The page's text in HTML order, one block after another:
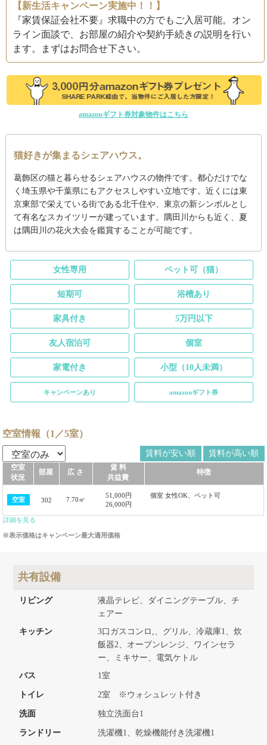
【新生活キャンペーン実施中！！】
『家賃保証会社不要』求職中の方でもご入居可能。オン
ライン面談で、お部屋の紹介や契約手続きの説明を行い
ます。まずはお問合せ下さい。
amazonギフト券対象物件はこちら
猫好きが集まるシェアハウス。
葛飾区の猫と暮らせるシェアハウスの物件です。都心だけでな
く埼玉県や千葉県にもアクセスしやすい立地です。近くには東
京東部で栄えている街である北千住や、東京の新シンボルとし
て有名なスカイツリーが建っています。隅田川からも近く、夏
は隅田川の花火大会を鑑賞することが可能です。
女性専用 ペット可（猫）
短期可 浴槽あり
家具付き 5万円以下
友人宿泊可 個室
家電付き 小型（10人未満）
キャンペーンあり amazonギフト券
空室情報（1／5室）
賃料が安い順 賃料が高い順
空室
状況
部屋 広 さ
賃 料
共益費
特徴
空室 302 7.70㎡
51,000円
26,000円
個室 女性OK、ペット可
詳細を見る
※表示価格はキャンペーン最大適用価格
共有設備
リビング
液晶テレビ、ダイニングテーブル、チ
ェアー
キッチン
3口ガスコンロ,、グリル、冷蔵庫1、炊
飯器2、オーブンレンジ、ワインセラ
ー、ミキサー、電気ケトル
バス
1室
トイレ 2室 ※ウォシュレット付き
洗面 独立洗面台1
ランドリー 洗濯機1、乾燥機能付き洗濯機1